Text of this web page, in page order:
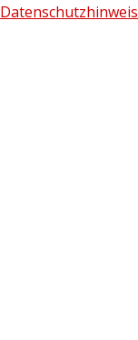
Datenschutzhinweis